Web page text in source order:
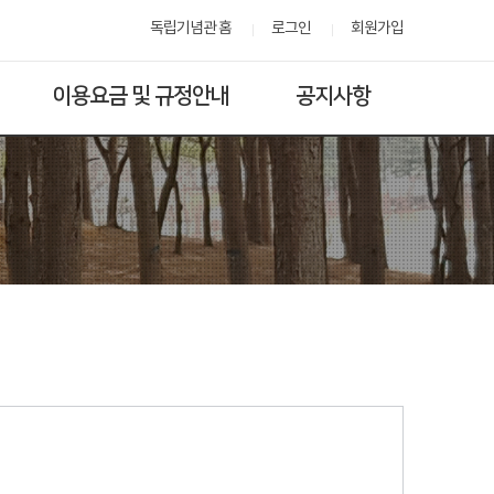
독립기념관 홈 로그인 회원가입
이용요금 및 규정안내 공지사항